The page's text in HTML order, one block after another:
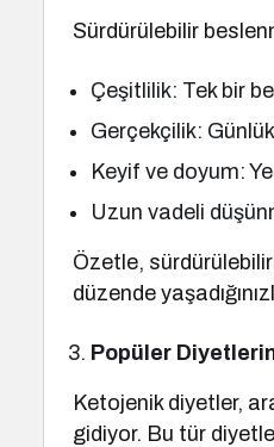
Sürdürülebilir
Çeşitlilik: Tek bir
Gerçekçilik:
Keyif ve doyum:
Uzun vadeli
Özetle,
düzende
Popüler
Ketojenik diyetler,
gidiyor. Bu tür